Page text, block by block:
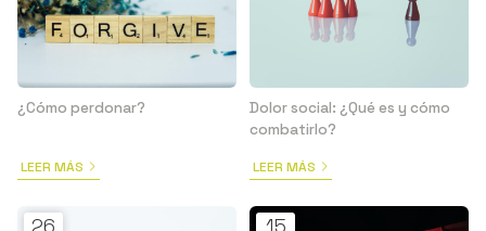
¿Cómo perdonar?
LEER MÁS
Dolor social: ¿Qué es y cómo
combatirlo?
LEER MÁS
26 15